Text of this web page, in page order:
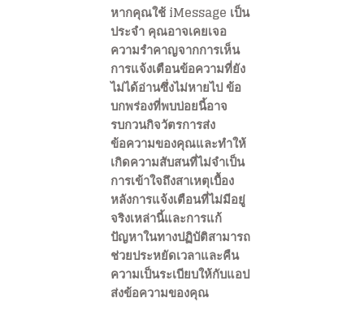
หากคุณใช้ iMessage เป็น
ประจำ คุณอาจเคยเจอ
ความรำคาญจากการเห็น
การแจ้งเตือนข้อความที่ยัง
ไม่ได้อ่านซึ่งไม่หายไป ข้อ
บกพร่องที่พบบ่อยนี้อาจ
รบกวนกิจวัตรการส่ง
ข้อความของคุณและทำให้
เกิดความสับสนที่ไม่จำเป็น
การเข้าใจถึงสาเหตุเบื้อง
หลังการแจ้งเตือนที่ไม่มีอยู่
จริงเหล่านี้และการแก้
ปัญหาในทางปฏิบัติสามารถ
ช่วยประหยัดเวลาและคืน
ความเป็นระเบียบให้กับแอป
ส่งข้อความของคุณ